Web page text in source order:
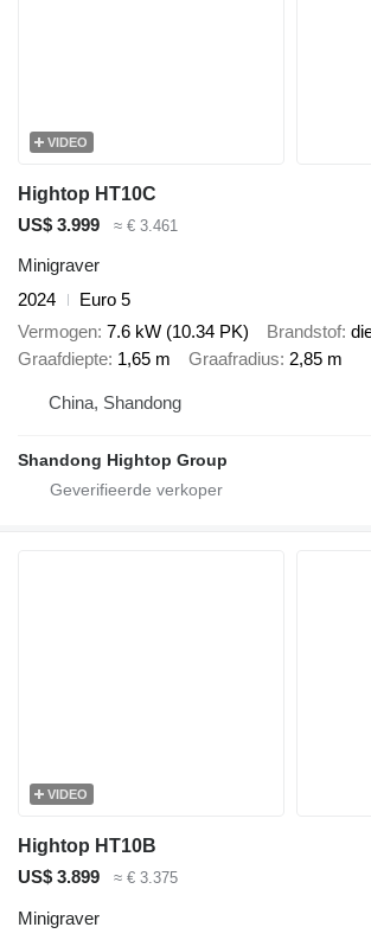
VIDEO
Hightop HT10C
US$ 3.999
≈ € 3.461
Minigraver
2024
Euro 5
Vermogen 7.6 kW (10.34 PK) Brandstof
Graafdiepte 1,65 m Graafradius 2,85 m
China, Shandong
Shandong Hightop Group
VIDEO
Hightop HT10B
US$ 3.899
≈ € 3.375
Minigraver